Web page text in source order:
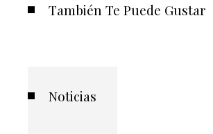
También Te Puede Gustar
Noticias